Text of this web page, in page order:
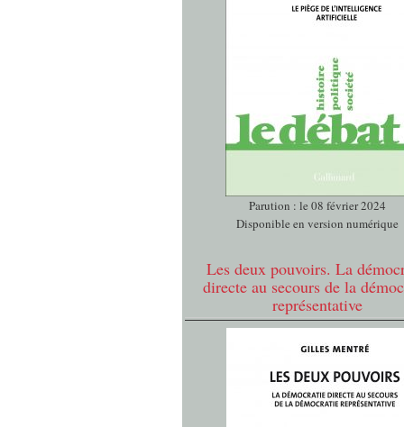
Parution : le 08 février 2024
Disponible en version numérique
Les deux pouvoirs. La
directe au secours de la
représentative